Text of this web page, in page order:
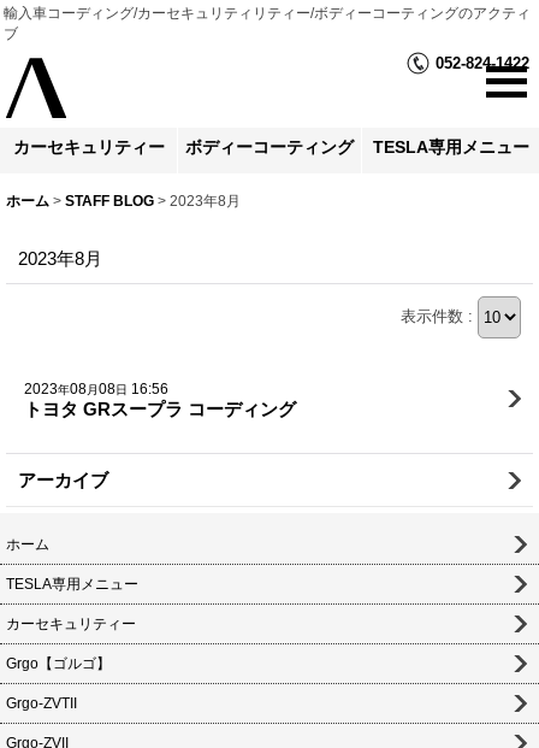
輸入車コーディング/カーセキュリティリティー/ボディーコーティングのアクティ
ブ
052-824-1422
カーセキュリティー ボディーコーティング TESLA専用メニュー
ホーム > STAFF BLOG > 2023年8月
2023年8月
表示件数 :
2023年08月08日 16:56
トヨタ GRスープラ コーディング
アーカイブ
ホーム
TESLA専用メニュー
カーセキュリティー
Grgo【ゴルゴ】
Grgo-ZVTII
Grgo-ZVII